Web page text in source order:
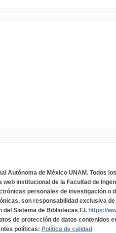
Autónoma de México UNAM. Todos
web institucional de la Facultad de
personales de investigación o
son responsabilidad exclusiva
Sistema de Bibliotecas F.I. https://
de protección de datos contenidos
políticas: Política de calidad